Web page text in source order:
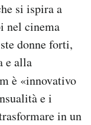
si ispira a
nel cinema
donne forti,
e alla
è «innovativo
e i
in un